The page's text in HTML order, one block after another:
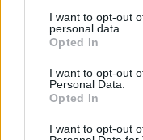
I want to opt-out
personal data.
Opted In
I want to opt-out
Personal Data.
Opted In
I want to opt-out
msk strösocker
tsk vaniljsocker
tsk mortlad
krm salt
275 g kallt smör i
1 – 3 msk kallt
Fyllning